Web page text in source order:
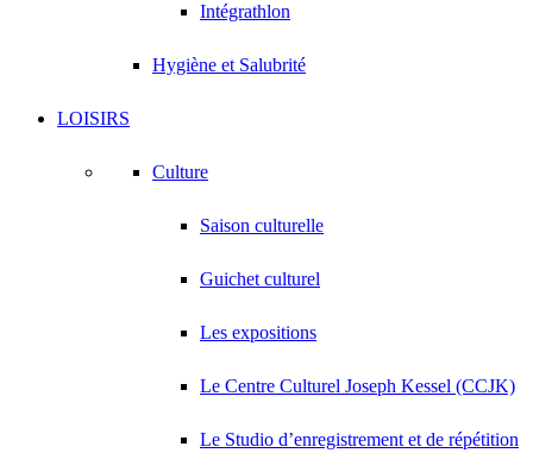
Intégrathlon
Hygiène et Salubrité
LOISIRS
Culture
Saison culturelle
Guichet culturel
Les expositions
Le Centre Culturel Joseph Kessel (CCJK)
Le Studio d’enregistrement et de répétition